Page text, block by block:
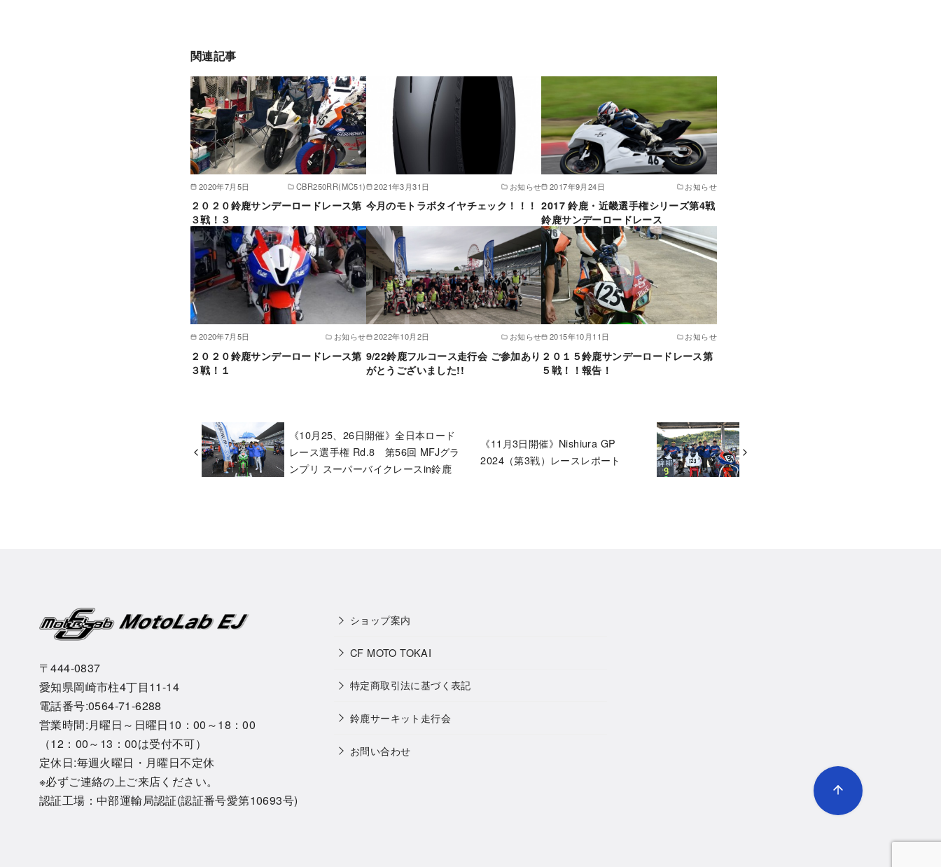
関連記事
2020年7月5日 CBR250RR(MC51)
２０２０鈴鹿サンデーロードレース第
３戦！３
2021年3月31日 お知らせ
今月のモトラボタイヤチェック！！！
2017年9月24日 お知らせ
2017 鈴鹿・近畿選手権シリーズ第4戦
鈴鹿サンデーロードレース
2020年7月5日 お知らせ
２０２０鈴鹿サンデーロードレース第
３戦！１
2022年10月2日 お知らせ
9/22鈴鹿フルコース走行会 ご参加あり
がとうございました!!
2015年10月11日 お知らせ
２０１５鈴鹿サンデーロードレース第
５戦！！報告！
《10月25、26日開催》全日本ロード
レース選手権 Rd.8 第56回 MFJグラ
ンプリ スーパーバイクレースin鈴鹿
《11月3日開催》Nishiura GP
2024（第3戦）レースレポート
〒444-0837
愛知県岡崎市柱4丁目11-14
電話番号:0564-71-6288
営業時間:月曜日～日曜日10：00～18：00
（12：00～13：00は受付不可）
定休日:毎週火曜日・月曜日不定休
※必ずご連絡の上ご来店ください。
認証工場：中部運輸局認証(認証番号愛第10693号)
ショップ案内
CF MOTO TOKAI
特定商取引法に基づく表記
鈴鹿サーキット走行会
お問い合わせ